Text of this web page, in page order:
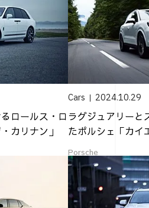
ロールス・ロ
カリナン」
Cars 2024.10.29
ラグジュアリーと
たポルシェ「カイ
Porsche